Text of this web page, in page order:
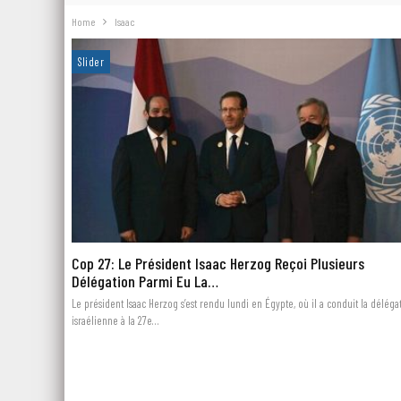
Home Isaac
Slider
Cop 27: Le Président Isaac Herzog Reçoi Plusieurs
Délégation Parmi Eu La…
Le président Isaac Herzog s’est rendu lundi en Égypte, où il a conduit la
israélienne à la 27e…